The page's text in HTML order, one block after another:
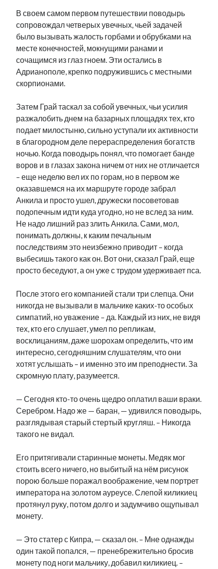
В своем самом первом путешествии поводырь
сопровождал четверых увечных, чьей задачей
было вызывать жалость горбами и обрубками на
месте конечностей, мокнущими ранами и
сочащимся из глаз гноем. Эти остались в
Адрианополе, крепко подружившись с местными
скорпионами.
Затем Грай таскал за собой увечных, чьи усилия
разжалобить днем на базарных площадях тех, кто
подает милостыню, сильно уступали их активности
в благородном деле перераспределения богатств
ночью. Когда поводырь понял, что помогает банде
воров и в глазах закона ничем от них не отличается
– еще неделю вел их по горам, но в первом же
оказавшемся на их маршруте городе забрал
Анкила и просто ушел, дружески посоветовав
подопечным идти куда угодно, но не вслед за ним.
Не надо лишний раз злить Анкила. Сами, мол,
понимать должны, к каким печальным
последствиям это неизбежно приводит – когда
выбесишь такого как он. Вот они, сказал Грай, еще
просто беседуют, а он уже с трудом удерживает пса.
После этого его компанией стали три слепца. Они
никогда не вызывали в мальчике каких-то особых
симпатий, но уважение – да. Каждый из них, не видя
тех, кто его слушает, умел по репликам,
восклицаниям, даже шорохам определить, что им
интересно, сегодняшним слушателям, что они
хотят услышать – и именно это им преподнести. За
скромную плату, разумеется.
— Сегодня кто-то очень щедро оплатил ваши враки.
Серебром. Надо же — баран, — удивился поводырь,
разглядывая старый стертый кругляш. – Никогда
такого не видал.
Его притягивали старинные монеты. Медяк мог
стоить всего ничего, но выбитый на нём рисунок
порою больше поражал воображение, чем портрет
императора на золотом ауреусе. Слепой киликиец
протянул руку, потом долго и задумчиво ощупывал
монету.
— Это статер с Кипра, — сказал он. – Мне однажды
один такой попался, — пренебрежительно бросив
монету под ноги мальчику, добавил киликиец. –